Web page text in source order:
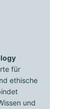
für
ethische
und